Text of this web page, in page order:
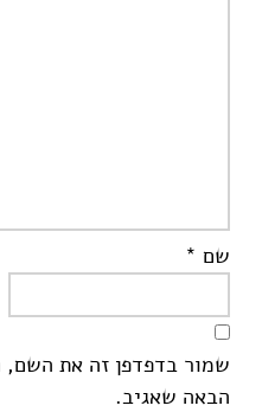
שם *
שמור בדפדפן זה את השם,
הבאה שאגיב.